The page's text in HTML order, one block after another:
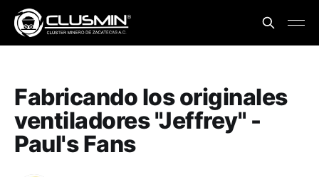
Fabricando los originales
ventiladores "Jeffrey" -
Paul's Fans